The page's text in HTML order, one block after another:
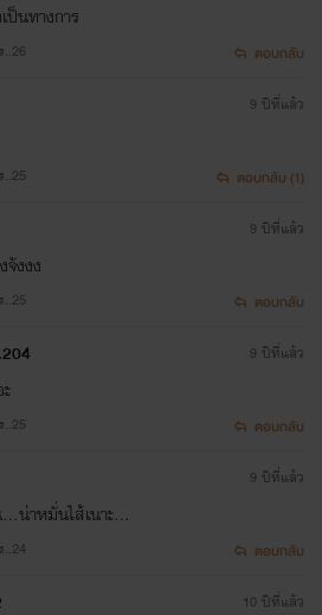
ป็นทางการ
ตอบกลับ
9 ปีที่แล้ว
ตอบกลับ (1)
งงง
9 ปีที่แล้ว
ตอบกลับ
9 ปีที่แล้ว
ตอบกลับ
น่าหมั่นไส้เนาะ...
9 ปีที่แล้ว
ตอบกลับ
10 ปีที่แล้ว